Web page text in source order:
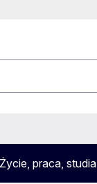
Życie, praca, studia